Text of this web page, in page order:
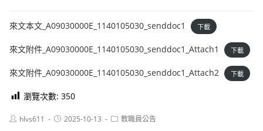
來文本文_A09030000E_1140105030_senddoc1 下載
來文附件_A09030000E_1140105030_senddoc1_Attach1 下載
來文附件_A09030000E_1140105030_senddoc1_Attach2 下載
瀏覽次數: 350
Posthlvs611
Post2025-10-13
Post教職員公告